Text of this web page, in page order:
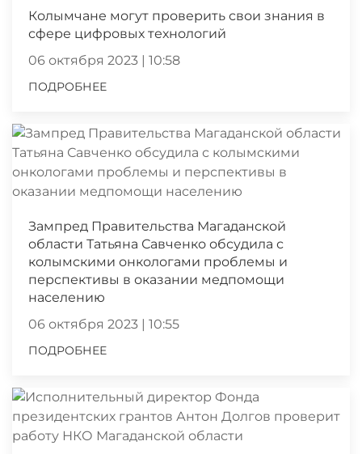
Колымчане могут проверить свои знания в
сфере цифровых технологий
06 октября 2023 | 10:58
ПОДРОБНЕЕ
Зампред Правительства Магаданской
области Татьяна Савченко обсудила с
колымскими онкологами проблемы и
перспективы в оказании медпомощи
населению
06 октября 2023 | 10:55
ПОДРОБНЕЕ